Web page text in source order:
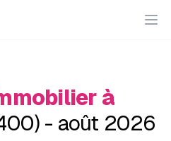
à
- août 2026